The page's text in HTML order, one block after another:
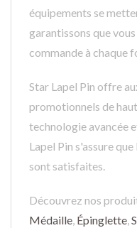
équipements se
garantissons que
commande à chaque
Star Lapel Pin offre
promotionnels de
technologie avancée
Lapel Pin s'assure
sont satisfaites.
Découvrez nos
Médaille, Épinglette,